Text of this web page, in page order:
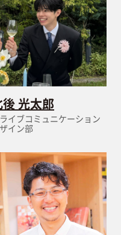
光太郎
イブコミュニケーション
イン部